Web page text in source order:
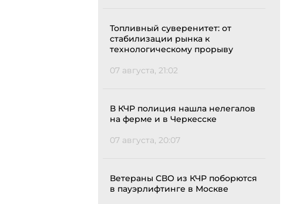
Топливный суверенитет: от
стабилизации рынка к
технологическому прорыву
07 августа, 21:02
В КЧР полиция нашла нелегалов
на ферме и в Черкесске
07 августа, 20:07
Ветераны СВО из КЧР поборются
в пауэрлифтинге в Москве